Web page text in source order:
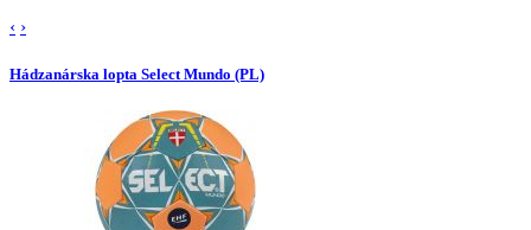
‹ ›
Hádzanárska lopta Select Mundo (PL)